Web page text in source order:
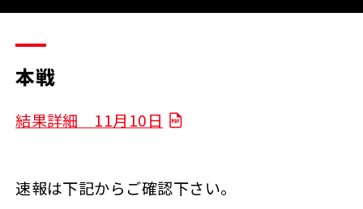
本戦
結果詳細 11月10日
速報は下記からご確認下さい。